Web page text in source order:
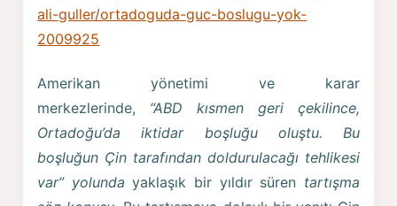
ali-guller/ortadoguda-guc-boslugu-yok-
2009925
Amerikan yönetimi ve karar
merkezlerinde, “ABD kısmen geri çekilince,
Ortadoğu’da iktidar boşluğu oluştu. Bu
boşluğun Çin tarafından doldurulacağı tehlikesi
var” yolundayaklaşık bir yıldır süren tartışma